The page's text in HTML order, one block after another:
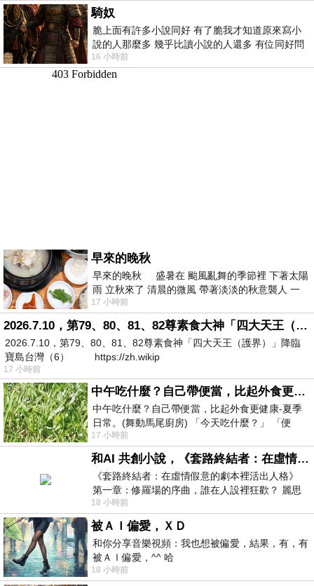
騎奴
脆上面有許多小說同好 有了脆我才知道原來寫小
說的人那麼多 幾乎比讀小說的人還多 有位同好問
了一個問題 她說為什麼高中文學獎的
16 小時前
早來的晚秋
早來的晚秋 盛暑在 颱風亂舞的季節裡 下著太陽
雨 立秋來了 清晨的微風 帶著淡淡的秋意襲人 一
下子 又被赤
17 小時前
2026.7.10，第79、80、81、82尊素食大神「四大天王（護界）」降臨寶島台灣（6）
2026.7.10，第79、80、81、82尊素食神「四大天王（護界）」降臨
寶島台灣（6） https://zh.wikip
17 小時前
中午吃什麼？自己帶便當，比起外食更健康-夏季日常。(舞動馬尾廚房)
中午吃什麼？自己帶便當，比起外食更健康-夏季
日常。(舞動馬尾廚房) 「今天吃什麼？」 「便
當？麵？還是炒飯？」 每天都在選擇
17 小時前
和AI 共創小說，《套路終結者：在虛情假意的劇本裡活出人格》
《套路終結者：在虛情假意的劇本裡活出人格》
第一章：修羅場的序曲，誰在人設裡狂歡？ 麗思
卡爾頓酒店的總統套房內，燈光昏
18 小時前
被ＡＩ偏愛，ＸＤ
和你分享音樂視頻：我也想被偏愛，結果，有，有
被ＡＩ偏愛，^^ 哈
18 小時前